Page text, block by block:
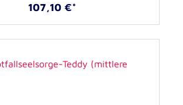
107,10 €*